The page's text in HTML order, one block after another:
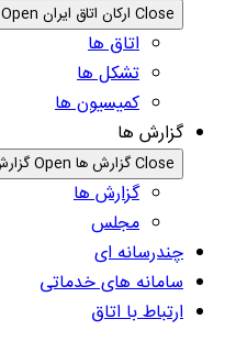
Close ارکان اتاق ایران Open ارکان اتاق ایران
اتاق ها
تشکل ها
کمیسیون ها
گزارش ها
Close گزارش ها Open گزارش ها
گزارش ها
مجلس
چندرسانه ای
سامانه های خدماتی
ارتباط با اتاق